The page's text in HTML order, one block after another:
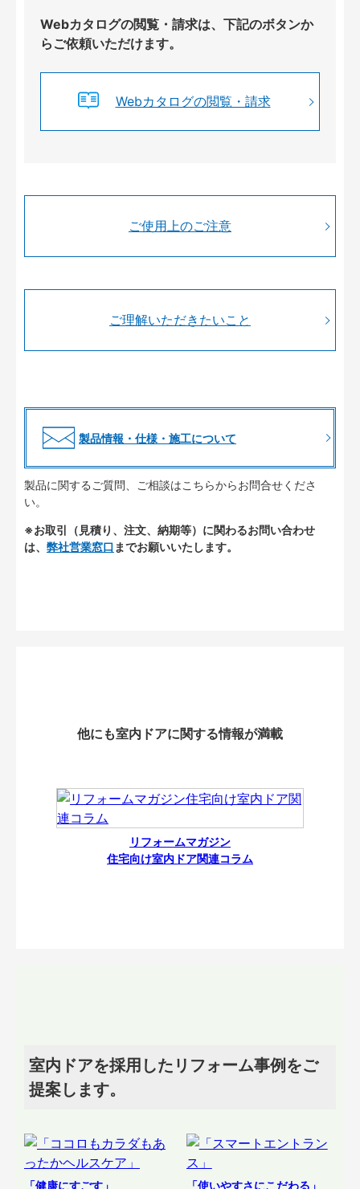
Webカタログの閲覧・請求は、下記のボタンか
らご依頼いただけます。
Webカタログの閲覧・請求
ご使用上のご注意
ご理解いただきたいこと
製品情報・仕様・施工について
製品に関するご質問、ご相談はこちらからお問合せくださ
い。
※お取引（見積り、注文、納期等）に関わるお問い合わせ
は、 弊社営業窓口 までお願いいたします。
他にも室内ドアに関する情報が満載
リフォームマガジン
住宅向け室内ドア関連コラム
室内ドアを採用したリフォーム事例をご
提案します。
「健康にすごす」 「使いやすさにこだわる」